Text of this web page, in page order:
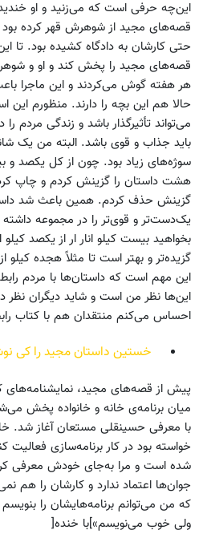
این‌چه حرفی است که می‌زنید و او
قصه‌های مجید از شوهرش قهر کرده
حتی کارشان به دادگاه کشیده بود. تا
قصه‌های مجید را پخش کند و او و
هر هفته گوش می‌کردند و این ماجرا
حالا هم این بچه را دارند. منظورم
می‌تواند تأثیرگذار باشد و زندگی
باید جذاب و قوی باشد. البته من یک
سوژه‌های زیاد بود. چون از کل یکصد
هشت داستان را گزینش کردم و چاپ
گزینش حذف کردم. همین باعث شد
یک‌دست‌تر و قوی‌تر را در مجموعه
بخواهید بیست کیلو انار ار از یکصد
گزیده‌تر و بهتر است تا مثلاً هجده کیلو
این مهم است که داستان‌ها با مردم
این‌ها نظر من است و شاید دیگران نظر
احساس می‌کنم منتقدان هم با کتاب
خستین داستان مجید را کی
پیش از قصه‌های مجید، نمایشنامه‌های
میان برنامه‌ی خانه و خانواده پخش
با معرفی حسینقلی مستعان آغاز شد.
خواسته بود در کار برنامه‌سازی
شده است و مرا به‌جای خودش معرفی
جوان‌ها اعتماد ندارد و کارشان را هم
که من می‌توانم برنامه‌هایشان را
ولی خوب می‌نویسم»]با خنده[